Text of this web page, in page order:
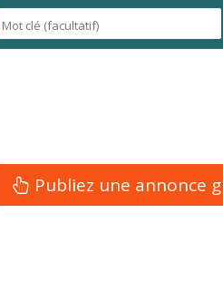
Publiez une annonce